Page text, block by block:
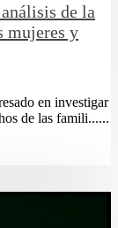
de la
mujeres y
en investigar
de las famili......